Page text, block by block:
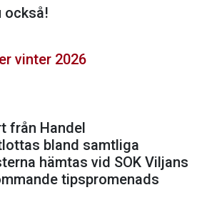
också!
vinter 2026
från Handel
bland samtliga
hämtas vid SOK Viljans
tipspromenads